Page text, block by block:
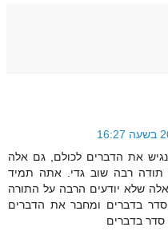
את הדברים לכולם, גם אלה
תודה רבה שוב גדי. אתה תמיד
שלא יודעים הרבה על התורה
סדר בדברים ומחבר את הדברים
סדר בדברים